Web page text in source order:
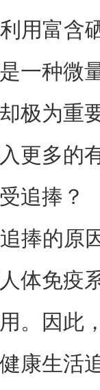
富含
一种微
极为重
更多的
追捧？
的原
体免疫
。因此
康生活